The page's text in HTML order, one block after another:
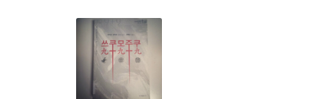
작풍을 잘 보여준다고 할 수 있다. -(옮긴이 후기 중